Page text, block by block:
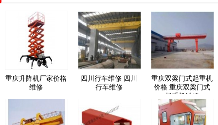
重庆升降机厂家价格
维修
四川行车维修 四川
行车维修
重庆双梁门式起重机
价格 重庆双梁门式
起重机维修